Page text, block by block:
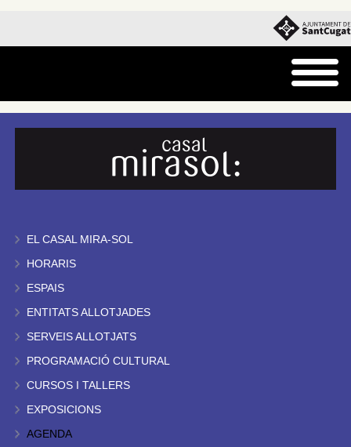
EL CASAL MIRA-SOL
HORARIS
ESPAIS
ENTITATS ALLOTJADES
SERVEIS ALLOTJATS
PROGRAMACIÓ CULTURAL
CURSOS I TALLERS
EXPOSICIONS
AGENDA